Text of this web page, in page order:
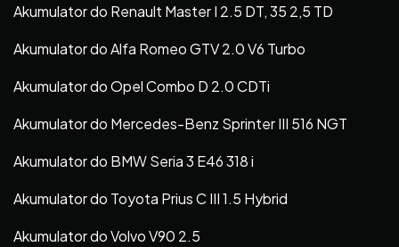
Akumulator do Renault Master I 2.5 DT, 35 2,5 TD
Akumulator do Alfa Romeo GTV 2.0 V6 Turbo
Akumulator do Opel Combo D 2.0 CDTi
Akumulator do Mercedes-Benz Sprinter III 516 NGT
Akumulator do BMW Seria 3 E46 318 i
Akumulator do Toyota Prius C III 1.5 Hybrid
Akumulator do Volvo V90 2.5